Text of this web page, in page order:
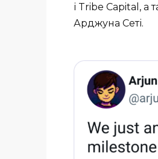
і Tribe Capital, а
Арджуна Сеті.